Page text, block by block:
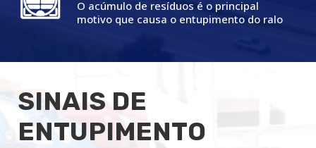
O acúmulo de resíduos é o principal
motivo que causa o entupimento do ralo
SINAIS DE
ENTUPIMENTO